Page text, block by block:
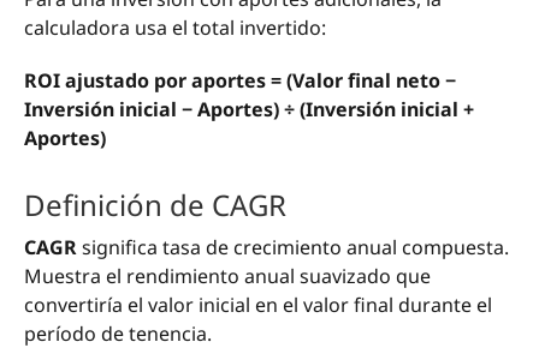
calculadora usa el total invertido:
ROI ajustado por aportes = (Valor final neto −
Inversión inicial − Aportes) ÷ (Inversión inicial +
Aportes)
Definición de CAGR
CAGRsignifica tasa de crecimiento anual compuesta.
Muestra el rendimiento anual suavizado que
convertiría el valor inicial en el valor final durante el
período de tenencia.